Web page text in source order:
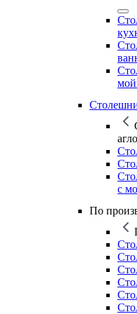
с
По